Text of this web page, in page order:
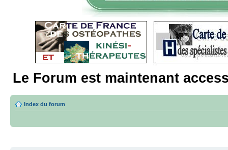
Le Forum est maintenant
Index du forum